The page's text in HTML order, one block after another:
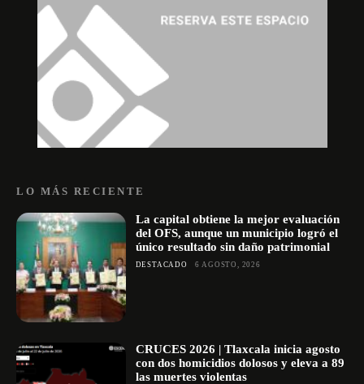
LO MÁS RECIENTE
La capital obtiene la mejor evaluación
del OFS, aunque un municipio logró el
único resultado sin daño patrimonial
DESTACADO 6 AGOSTO, 2026
CRUCES 2026 | Tlaxcala inicia agosto
con dos homicidios dolosos y eleva a 89
las muertes violentas